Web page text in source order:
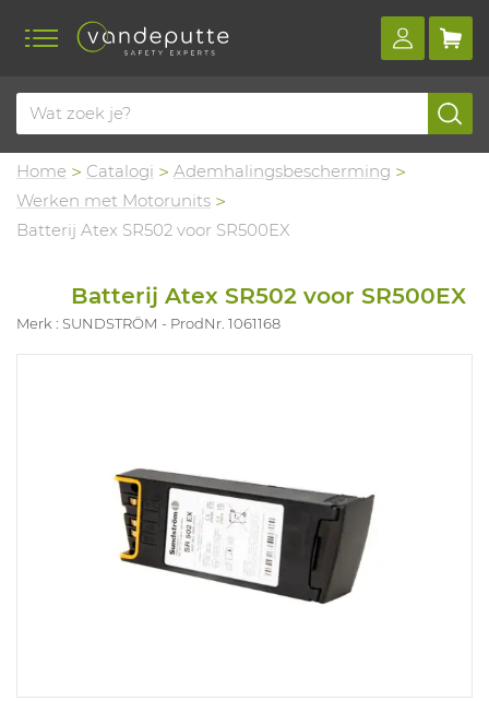
Home Catalogi
Ademhalingsbescherming
Werken met Motorunits
Batterij Atex SR502 voor SR500EX
Batterij Atex SR502 voor SR500EX
Merk : SUNDSTRÖM ProdNr. 1061168